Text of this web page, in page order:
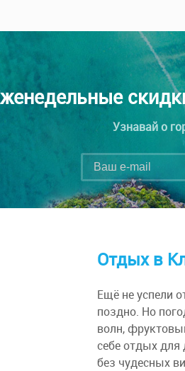
Узнавай о
Отдых в
Ещё не успели
поздно. Но
волн,
себе отдых для
без чудесных